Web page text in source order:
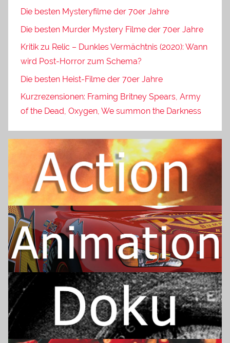
Die besten Mysteryfilme der 70er Jahre
Die besten Murder Mystery Filme der 70er Jahre
Kritik zu Relic – Dunkles Vermächtnis (2020): Wann
wird Post-Horror zum Schema?
Die besten Heist-Filme der 70er Jahre
Kurzrezensionen: Framing Britney Spears, Army
of the Dead, Oxygen, We summon the Darkness